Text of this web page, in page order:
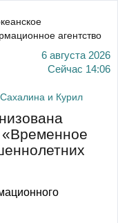
агентство
6 августа 2026
Сейчас 14:06
и Курил